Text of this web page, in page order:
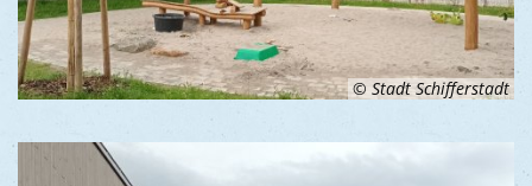
© Stadt Schifferstadt